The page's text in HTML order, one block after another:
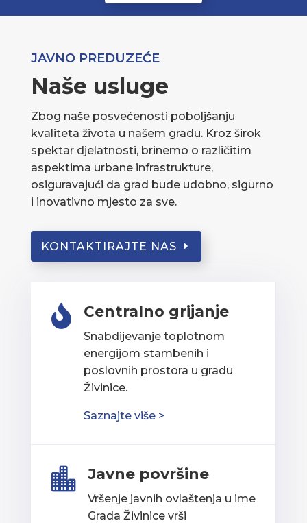
JAVNO PREDUZEĆE
Naše usluge
Zbog naše posvećenosti poboljšanju
kvaliteta života u našem gradu. Kroz širok
spektar djelatnosti, brinemo o različitim
aspektima urbane infrastrukture,
osiguravajući da grad bude udobno, sigurno
i inovativno mjesto za sve.
KONTAKTIRAJTE NAS
 Centralno grijanje
Snabdijevanje toplotnom
energijom stambenih i
poslovnih prostora u gradu
Živinice.
Saznajte više >
 Javne površine
Vršenje javnih ovlaštenja u ime
Grada Živinice vrši